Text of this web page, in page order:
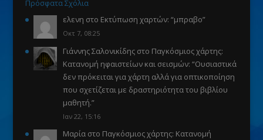
Πρόσφατα Σχόλια
ελενη στο Εκτύπωση χαρτών: “μπραβο”
Οκτ 7, 08:25
Γιάννης Σαλονικίδηςστο Παγκόσμιος χάρτης:
Κατανομή ηφαιστείων και σεισμών: “Ουσιαστικά
δεν πρόκειται για χάρτη αλλά για οπτικοποίηση
που σχετίζεται με δραστηριότητα του βιβλίου
μαθητή.”
Ιαν 22, 15:16
Μαρίαστο Παγκόσμιος χάρτης: Κατανομή